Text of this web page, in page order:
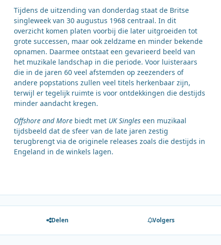
Tijdens de uitzending van donderdag staat de Britse
singleweek van 30 augustus 1968 centraal. In dit
overzicht komen platen voorbij die later uitgroeiden tot
grote successen, maar ook zeldzame en minder bekende
opnamen. Daarmee ontstaat een gevarieerd beeld van
het muzikale landschap in die periode. Voor luisteraars
die in de jaren 60 veel afstemden op zeezenders of
andere popstations zullen veel titels herkenbaar zijn,
terwijl er tegelijk ruimte is voor ontdekkingen die destijds
minder aandacht kregen.
Offshore and More biedt met UK Singles een muzikaal
tijdsbeeld dat de sfeer van de late jaren zestig
terugbrengt via de originele releases zoals die destijds in
Engeland in de winkels lagen.
Delen Volgers